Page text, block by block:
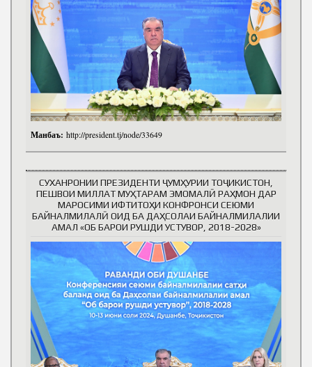
Манбаъ: http://president.tj/node/33649
СУХАНРОНИИ ПРЕЗИДЕНТИ ҶУМҲУРИИ ТОҶИКИСТОН,
ПЕШВОИ МИЛЛАТ МУҲТАРАМ ЭМОМАЛӢ РАҲМОН ДАР
МАРОСИМИ ИФТИТОҲИ КОНФРОНСИ СЕЮМИ
БАЙНАЛМИЛАЛӢ ОИД БА ДАҲСОЛАИ БАЙНАЛМИЛАЛИИ
АМАЛ «ОБ БАРОИ РУШДИ УСТУВОР, 2018-2028»